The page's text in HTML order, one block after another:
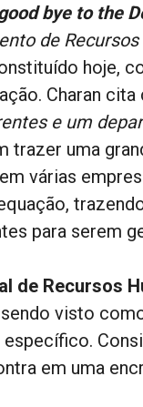
bye to the
de
hoje,
Charan
e um
trazer uma
várias
para serem
de Recursos
visto
em uma